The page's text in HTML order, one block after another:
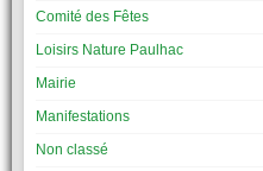
Comité des Fêtes
Loisirs Nature Paulhac
Mairie
Manifestations
Non classé